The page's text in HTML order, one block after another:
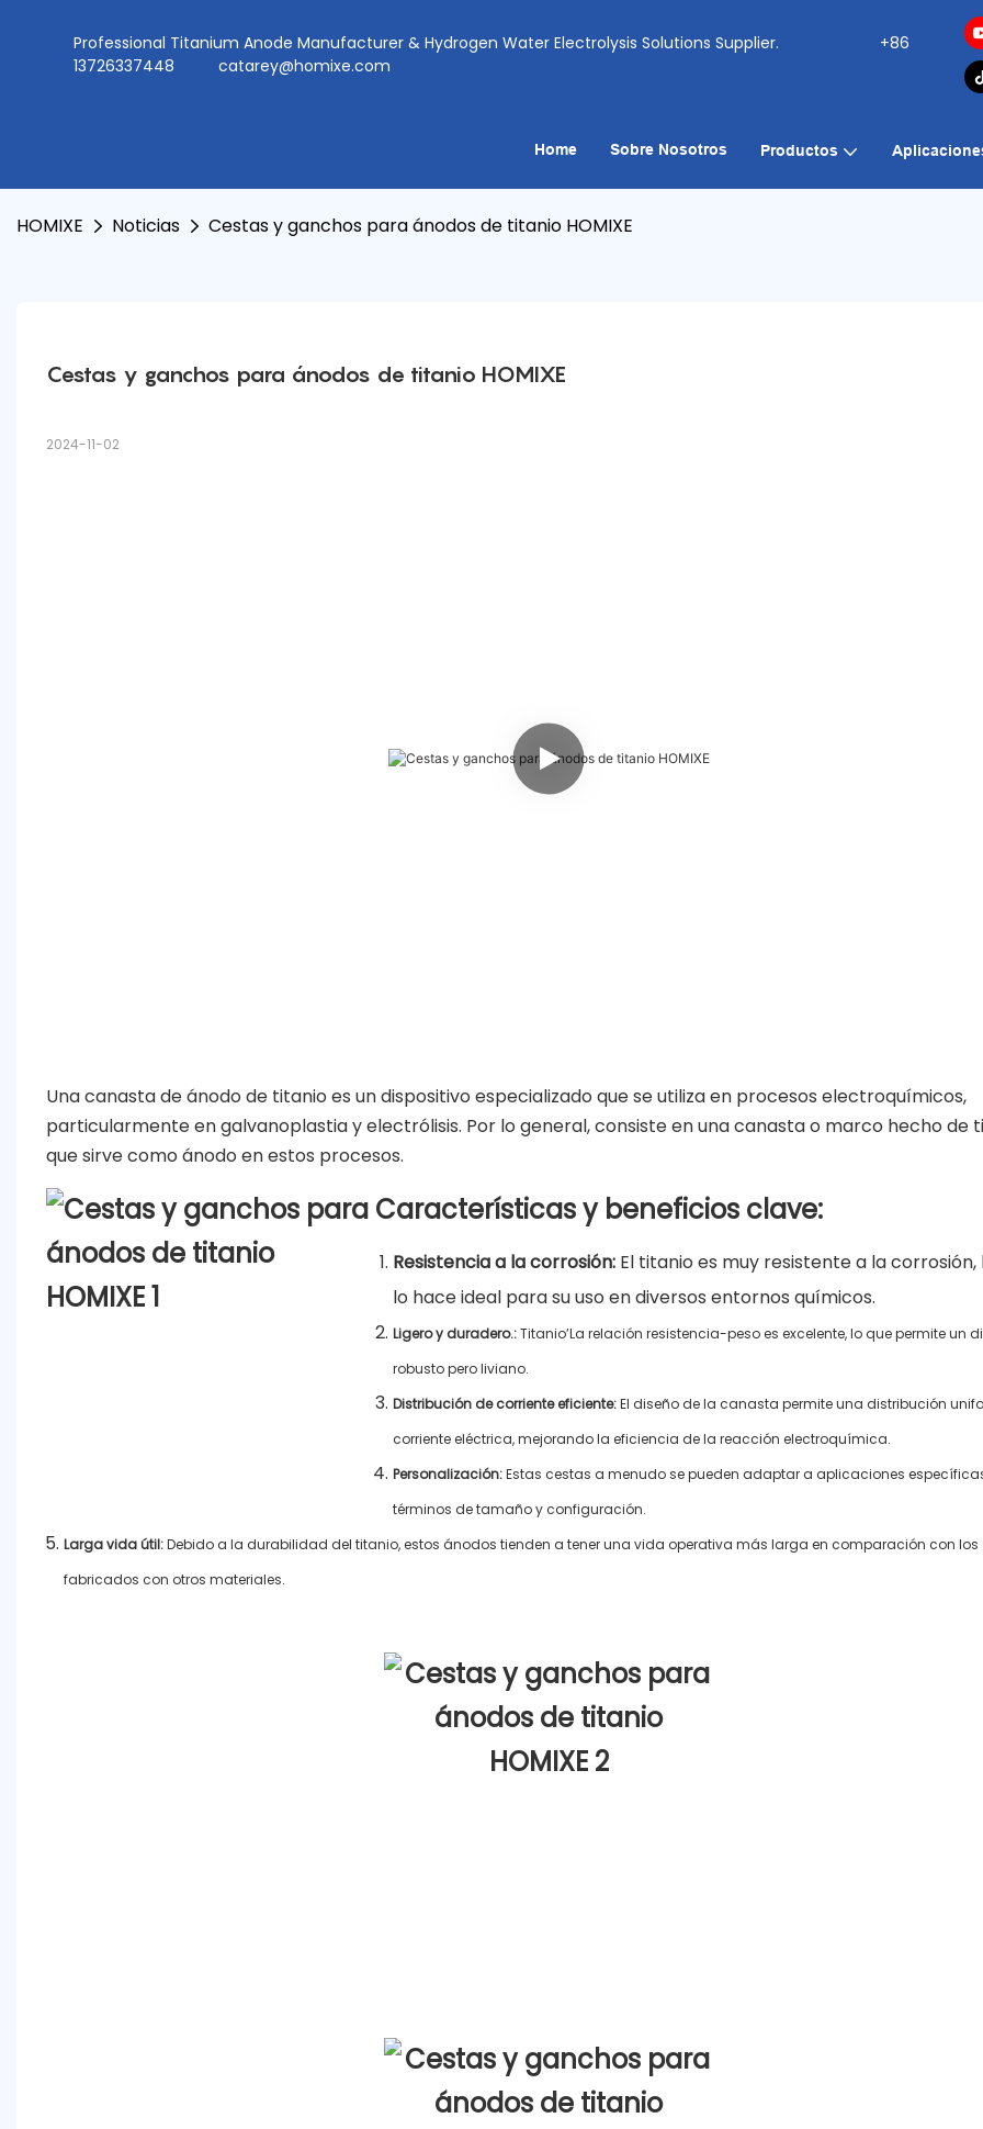
Professional Titanium Anode Manufacturer & Hydrogen Water Electrolysis Solutions Supplier.
+86
13726337448
catarey@homixe.com
Home Sobre Nosotros Productos
HOMIXE Noticias Cestas y ganchos para ánodos de titanio HOMIXE
Cestas y ganchos para ánodos de titanio HOMIXE
2024-11-02
Una canasta de ánodo de titanio es un dispositivo especializado que se utiliza en procesos electroquímicos,
particularmente en galvanoplastia y electrólisis. Por lo general, consiste en una canasta o marco hecho de
que sirve como ánodo en estos procesos.
Características y beneficios clave:
Resistencia a la corrosión: El titanio es muy resistente a la corrosión,
lo hace ideal para su uso en diversos entornos químicos.
Ligero y duradero.:Titanio’La relación resistencia-peso es excelente, lo que permite un
robusto pero liviano.
Distribución de corriente eficiente:El diseño de la canasta permite una distribución
corriente eléctrica, mejorando la eficiencia de la reacción electroquímica.
Personalización:Estas cestas a menudo se pueden adaptar a aplicaciones
términos de tamaño y configuración.
Larga vida útil:Debido a la durabilidad del titanio, estos ánodos tienden a tener una vida operativa más larga en comparación con los
fabricados con otros materiales.